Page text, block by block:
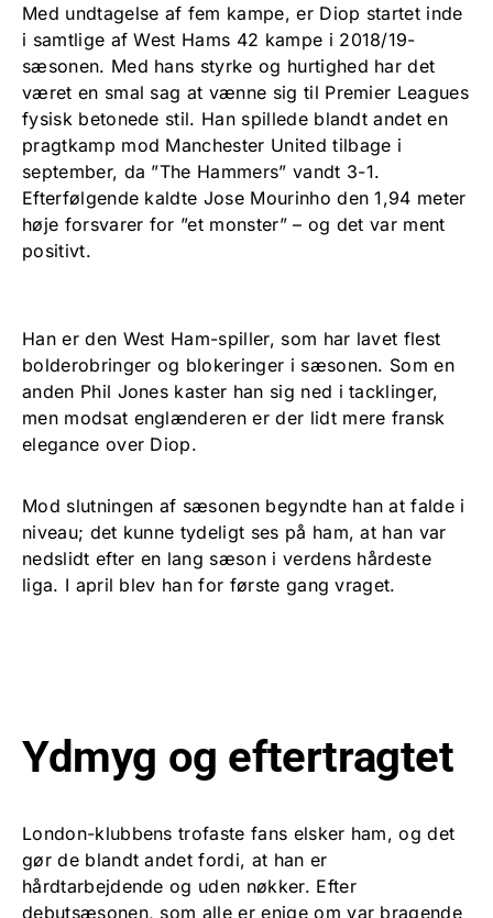
Med undtagelse af fem kampe, er Diop startet inde
i samtlige af West Hams 42 kampe i 2018/19-
sæsonen. Med hans styrke og hurtighed har det
været en smal sag at vænne sig til Premier Leagues
fysisk betonede stil. Han spillede blandt andet en
pragtkamp mod Manchester United tilbage i
september, da ”The Hammers” vandt 3-1.
Efterfølgende kaldte Jose Mourinho den 1,94 meter
høje forsvarer for ”et monster” – og det var ment
positivt.
Han er den West Ham-spiller, som har lavet flest
bolderobringer og blokeringer i sæsonen. Som en
anden Phil Jones kaster han sig ned i tacklinger,
men modsat englænderen er der lidt mere fransk
elegance over Diop.
Mod slutningen af sæsonen begyndte han at falde i
niveau; det kunne tydeligt ses på ham, at han var
nedslidt efter en lang sæson i verdens hårdeste
liga. I april blev han for første gang vraget.
Ydmyg og eftertragtet
London-klubbens trofaste fans elsker ham, og det
gør de blandt andet fordi, at han er
hårdtarbejdende og uden nøkker. Efter
debutsæsonen, som alle er enige om var bragende